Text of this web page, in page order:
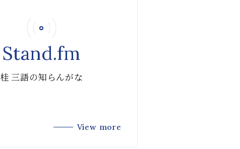
Stand.fm
桂 三語の知らんがな
View more